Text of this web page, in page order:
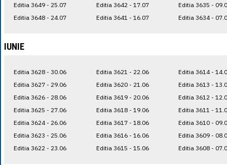
Editia 3649 - 25.07
Editia 3648 - 24.07
Editia 3642 - 17.07
Editia 3641 - 16.07
Editia 3635 -
Editia 3634 -
IUNIE
Editia 3628 - 30.06
Editia 3627 - 29.06
Editia 3626 - 28.06
Editia 3625 - 27.06
Editia 3624 - 26.06
Editia 3623 - 25.06
Editia 3622 - 23.06
Editia 3621 - 22.06
Editia 3620 - 21.06
Editia 3619 - 20.06
Editia 3618 - 19.06
Editia 3617 - 18.06
Editia 3616 - 16.06
Editia 3615 - 15.06
Editia 3614 -
Editia 3613 -
Editia 3612 -
Editia 3611 -
Editia 3610 -
Editia 3609 -
Editia 3608 -